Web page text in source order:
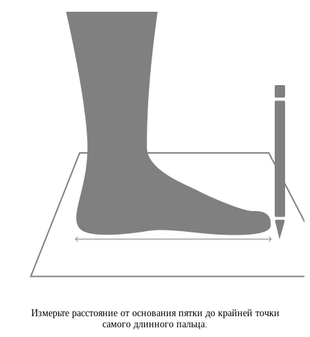
Измерьте расстояние от основания пятки до крайней точки
самого длинного пальца.